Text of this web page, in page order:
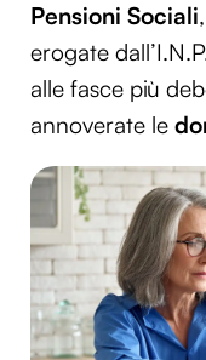
Pensioni Sociali
erogate
alle fasce più
annoverate le